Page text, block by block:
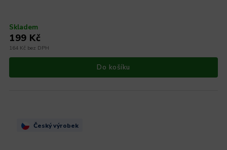
Skladem
164 Kč bez DPH
199 Kč
Do košíku
Český výrobek